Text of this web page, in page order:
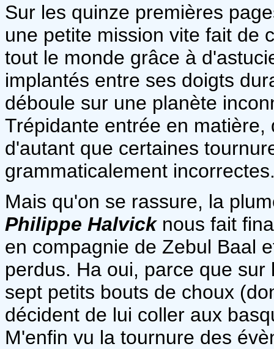
Sur les quinze premières
une petite mission vite fait de
tout le monde grâce à
implantés entre ses doigts
déboule sur une planète
Trépidante entrée en
d'autant que certaines
grammaticalement
Mais qu'on se rassure, la
Philippe Halvicknous fait
en compagnie de Zebul Baal
perdus. Ha oui, parce que
sept petits bouts de choux
décident de lui coller aux
M'enfin vu la tournure des